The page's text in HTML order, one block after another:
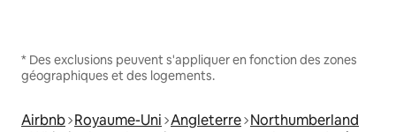
* Des exclusions peuvent s'appliquer en fonction des zones
géographiques et des logements.
Airbnb Royaume-Uni Angleterre Northumberland